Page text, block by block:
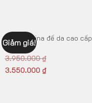
Giảm giá!
Giày Paztina đế da cao cấp
GMN420
3.950.000₫
3.550.000 ₫